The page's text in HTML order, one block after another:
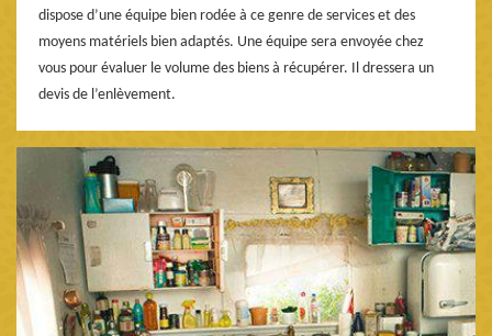
dispose d’une équipe bien rodée à ce genre de services et des
moyens matériels bien adaptés. Une équipe sera envoyée chez
vous pour évaluer le volume des biens à récupérer. Il dressera un
devis de l’enlèvement.